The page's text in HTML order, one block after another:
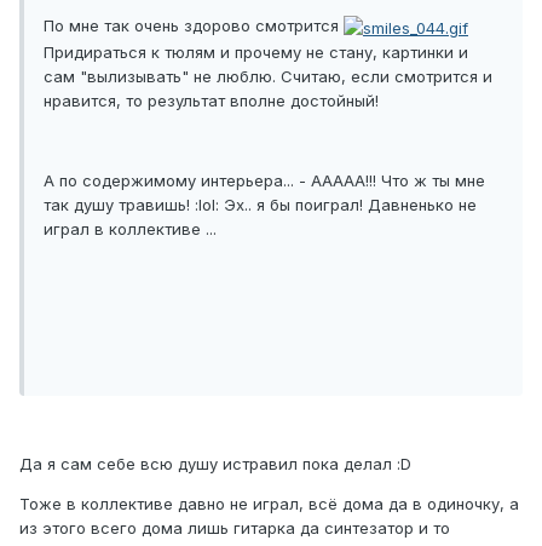
По мне так очень здорово смотрится
Придираться к тюлям и прочему не стану, картинки и
сам "вылизывать" не люблю. Считаю, если смотрится и
нравится, то результат вполне достойный!
А по содержимому интерьера... - ААААА!!! Что ж ты мне
так душу травишь! :lol: Эх.. я бы поиграл! Давненько не
играл в коллективе ...
Да я сам себе всю душу истравил пока делал :D
Тоже в коллективе давно не играл, всё дома да в одиночку, а
из этого всего дома лишь гитарка да синтезатор и то